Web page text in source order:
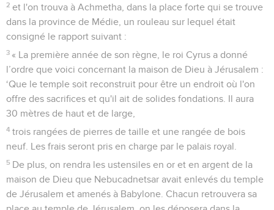
2 et l'on trouva à Achmetha, dans la place forte qui se trouve
dans la province de Médie, un rouleau sur lequel était
consigné le rapport suivant :
3 « La première année de son règne, le roi Cyrus a donné
l’ordre que voici concernant la maison de Dieu à Jérusalem :
‘Que le temple soit reconstruit pour être un endroit où l'on
offre des sacrifices et qu'il ait de solides fondations. Il aura
30 mètres de haut et de large,
4 trois rangées de pierres de taille et une rangée de bois
neuf. Les frais seront pris en charge par le palais royal.
5 De plus, on rendra les ustensiles en or et en argent de la
maison de Dieu que Nebucadnetsar avait enlevés du temple
de Jérusalem et amenés à Babylone. Chacun retrouvera sa